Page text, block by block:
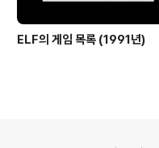
ELF의 게임 목록 (1991년)